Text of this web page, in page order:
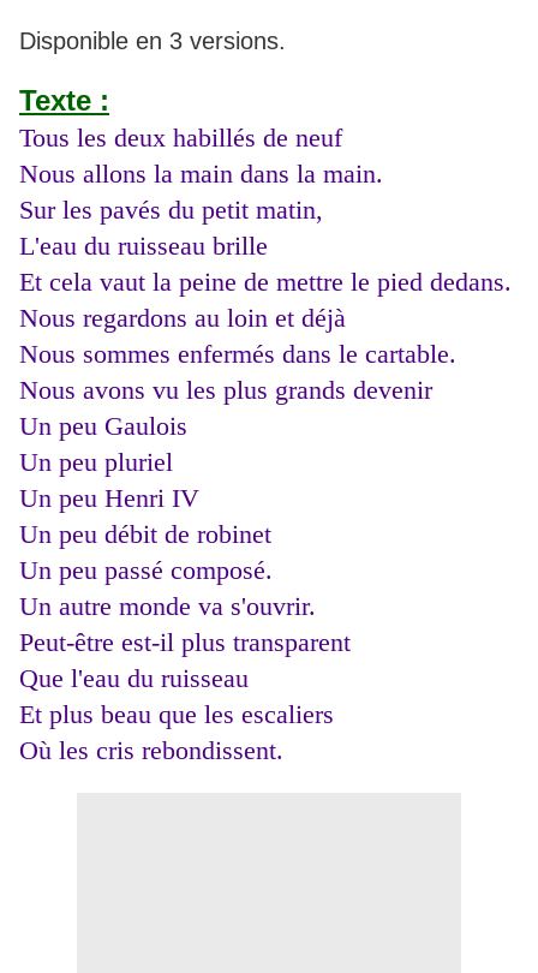
Disponible en 3 versions.
Texte :
Tous les deux habillés de neuf
Nous allons la main dans la main.
Sur les pavés du petit matin,
L'eau du ruisseau brille
Et cela vaut la peine de mettre le pied dedans.
Nous regardons au loin et déjà
Nous sommes enfermés dans le cartable.
Nous avons vu les plus grands devenir
Un peu Gaulois
Un peu pluriel
Un peu Henri IV
Un peu débit de robinet
Un peu passé composé.
Un autre monde va s'ouvrir.
Peut-être est-il plus transparent
Que l'eau du ruisseau
Et plus beau que les escaliers
Où les cris rebondissent.